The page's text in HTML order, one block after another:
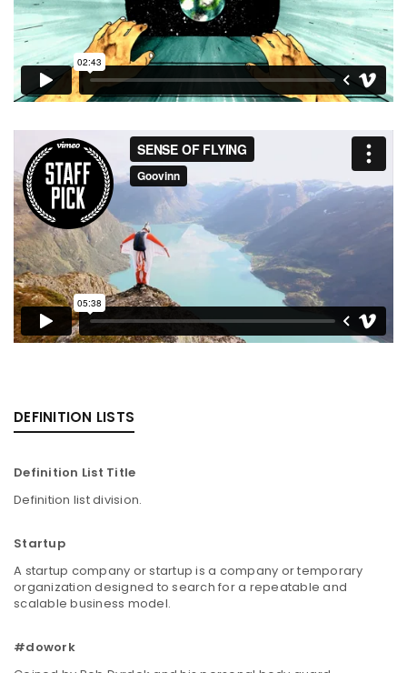
DEFINITION LISTS
Definition List Title
Definition list division.
Startup
A startup company or startup is a company or temporary
organization designed to search for a repeatable and
scalable business model.
#dowork